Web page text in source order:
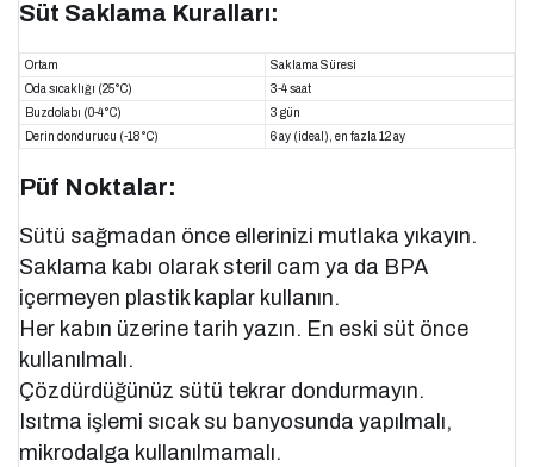
Süt Saklama Kuralları:
Ortam
Saklama Süresi
Oda sıcaklığı (25°C)
3-4 saat
Buzdolabı (0-4°C)
3 gün
Derin dondurucu (-18°C)
6 ay (ideal), en fazla 12 ay
Püf Noktalar:
Sütü sağmadan önce ellerinizi mutlaka yıkayın.
Saklama kabı olarak steril cam ya da BPA
içermeyen plastik kaplar kullanın.
Her kabın üzerine tarih yazın. En eski süt önce
kullanılmalı.
Çözdürdüğünüz sütü tekrar dondurmayın.
Isıtma işlemi sıcak su banyosunda yapılmalı,
mikrodalga kullanılmamalı.